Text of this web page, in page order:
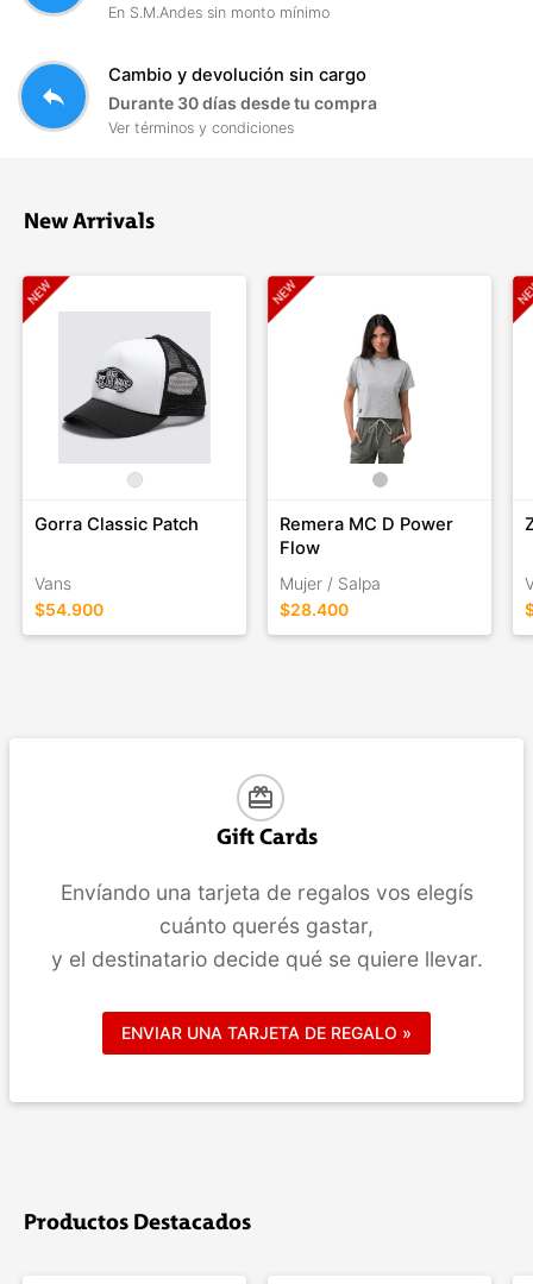
En S.M.Andes sin monto mínimo
reply
Cambio y devolución sin cargo
Durante 30 días desde tu compra
Ver términos y condiciones
New Arrivals
Gorra Classic Patch
Vans
$54.900
Remera MC D Power
Flow
Mujer / Salpa
$28.400
card_giftcard
Gift Cards
Envíando una tarjeta de regalos vos elegís
cuánto querés gastar,
y el destinatario decide qué se quiere llevar.
ENVIAR UNA TARJETA DE REGALO »
Productos Destacados